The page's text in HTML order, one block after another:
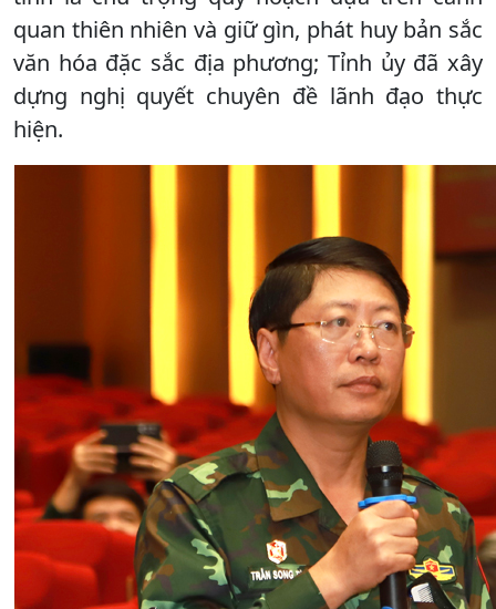
quan thiên nhiên và giữ gìn, phát huy bản sắc
văn hóa đặc sắc địa phương; Tỉnh ủy đã xây
dựng nghị quyết chuyên đề lãnh đạo thực
hiện.